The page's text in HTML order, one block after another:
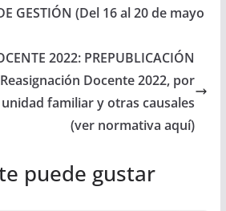
GESTIÓN (Del 16 al 20 de mayo
2022: PREPUBLICACIÓN
Docente 2022, por
familiar y otras causales
(ver normativa aquí)
puede gustar